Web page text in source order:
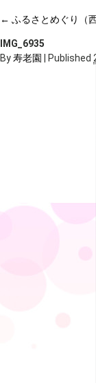
← ふるさとめぐり（
IMG_6935
By寿老園 Published